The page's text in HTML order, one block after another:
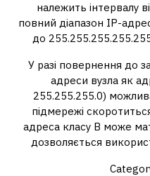
належить інтервалу
повний діапазон IP-
до
У разі повернення до
адреси вузла як
255.255.255.0)
підмережі
адреса класу В може
дозволяється